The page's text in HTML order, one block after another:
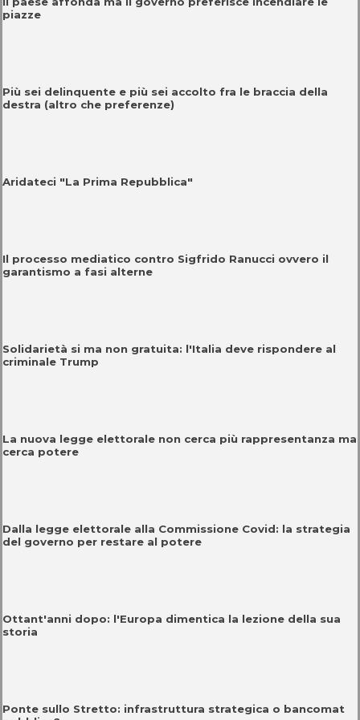
piazze
Più sei delinquente e più sei accolto fra le braccia della
destra (altro che preferenze)
Aridateci "La Prima Repubblica"
Il processo mediatico contro Sigfrido Ranucci ovvero il
garantismo a fasi alterne
Solidarietà si ma non gratuita: l'Italia deve rispondere al
criminale Trump
La nuova legge elettorale non cerca più rappresentanza ma
cerca potere
Dalla legge elettorale alla Commissione Covid: la strategia
del governo per restare al potere
Ottant'anni dopo: l'Europa dimentica la lezione della sua
storia
Ponte sullo Stretto: infrastruttura strategica o bancomat